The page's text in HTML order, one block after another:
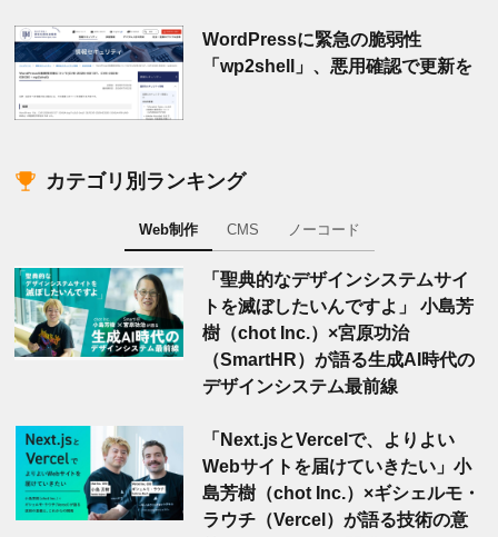
WordPressに緊急の脆弱性
「wp2shell」、悪用確認で更新を
カテゴリ別ランキング
Web制作 CMS ノーコード
「聖典的なデザインシステムサイ
トを滅ぼしたいんですよ」 小島芳
樹（chot Inc.）×宮原功治
（SmartHR）が語る生成AI時代の
デザインシステム最前線
「Next.jsとVercelで、よりよい
Webサイトを届けていきたい」小
島芳樹（chot Inc.）×ギシェルモ・
ラウチ（Vercel）が語る技術の意